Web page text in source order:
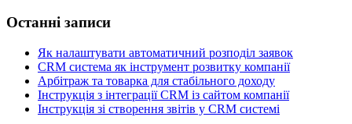
Останні записи
Як налаштувати автоматичний розподіл заявок
CRM система як інструмент розвитку компанії
Арбітраж та товарка для стабільного доходу
Інструкція з інтеграції CRM із сайтом компанії
Інструкція зі створення звітів у CRM системі